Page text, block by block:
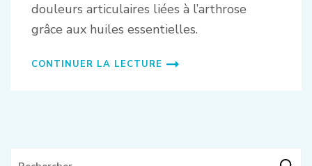
douleurs articulaires liées à l’arthrose
grâce aux huiles essentielles.
CONTINUER LA LECTURE
Rechercher :